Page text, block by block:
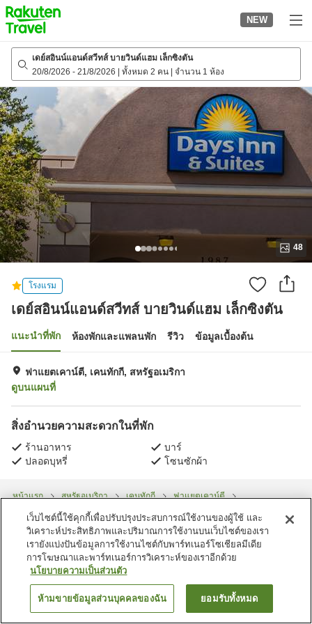
to
top
page
NEW
เดย์สอินน์แอนด์สวีทส์ บายวินด์แฮม เล็กซิงตัน
20/8/2026 - 21/8/2026 ทั้งหมด 2 คน จำนวน 1 ห้อง
48
โรงแรม
เดย์สอินน์แอนด์สวีทส์ บายวินด์แฮม เล็กซิงตัน
แนะนำที่พัก ห้องพักและแพลนพัก รีวิว ข้อมูลเบื้องต้น
ฟาแยตเคาน์ตี, เคนทักกี, สหรัฐอเมริกา
ดูบนแผนที่
สิ่งอำนวยความสะดวกในที่พัก
ร้านอาหาร
บาร์
ปลอดบุหรี่
โซนซักผ้า
หน้าแรก สหรัฐอเมริกา เคนทักกี
ฟาแยตเคาน์ตี
เดย์สอินน์แอนด์สวีทส์ บายวินด์แฮม เล็กซิงตัน
ค้นหาห้องพัก
เว็บไซต์นี้ใช้คุกกี้เพื่อปรับปรุงประสบการณ์ใช้งานของผู้ใช้ และ
วิเคราะห์ประสิทธิภาพและปริมาณการใช้งานบนเว็บไซต์ของเรา
เรายังแบ่งปันข้อมูลการใช้งานไซต์กับพาร์ทเนอร์โซเชียลมีเดีย
การโฆษณาและพาร์ทเนอร์การวิเคราะห์ของเราอีกด้วย
นโยบายความเป็นส่วนตัว
ห้ามขายข้อมูลส่วนบุคคลของฉัน ยอมรับทั้งหมด